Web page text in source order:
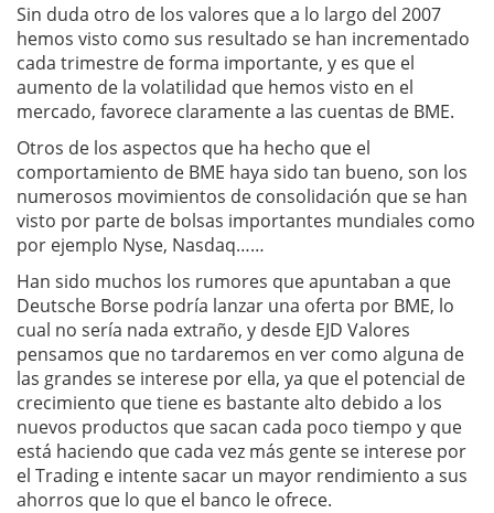
Sin duda otro de los valores que a lo largo del 2007
hemos visto como sus resultado se han incrementado
cada trimestre de forma importante, y es que el
aumento de la volatilidad que hemos visto en el
mercado, favorece claramente a las cuentas de BME.
Otros de los aspectos que ha hecho que el
comportamiento de BME haya sido tan bueno, son los
numerosos movimientos de consolidación que se han
visto por parte de bolsas importantes mundiales como
por ejemplo Nyse, Nasdaq……
Han sido muchos los rumores que apuntaban a que
Deutsche Borse podría lanzar una oferta por BME, lo
cual no sería nada extraño, y desde EJD Valores
pensamos que no tardaremos en ver como alguna de
las grandes se interese por ella, ya que el potencial de
crecimiento que tiene es bastante alto debido a los
nuevos productos que sacan cada poco tiempo y que
está haciendo que cada vez más gente se interese por
el Trading e intente sacar un mayor rendimiento a sus
ahorros que lo que el banco le ofrece.